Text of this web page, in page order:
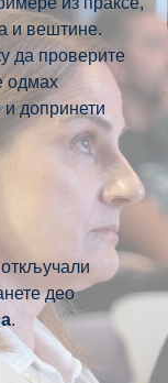
и вештине.
да проверите
одмах
и допринети
део
.